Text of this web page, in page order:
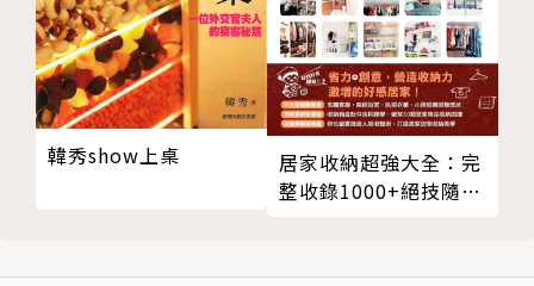
香煎干貝佐白酒沙巴雍
焗烤培根茄子
檸檬薄荷櫛瓜
白酒醋西洋芹
這樣做，更好吃！蔬菜前處理
韓秀show上桌
居家收納超強大全：完
整收錄1000+絕技隨時